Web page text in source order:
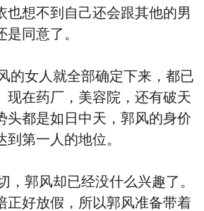
也想不到自己还会跟其他的男
是同意了。
女人就全部确定下来，都已
现在药厂，美容院，还有破天
头都是如日中天，郭风的身价
第一人的地位。
郭风却已经没什么兴趣了。
正好放假，所以郭风准备带着